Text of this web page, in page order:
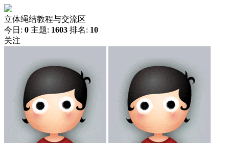
立体绳结教程与交流区
今日: 0 主题: 1603 排名: 10
关注